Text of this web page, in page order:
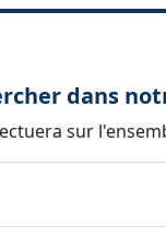
dans
sur